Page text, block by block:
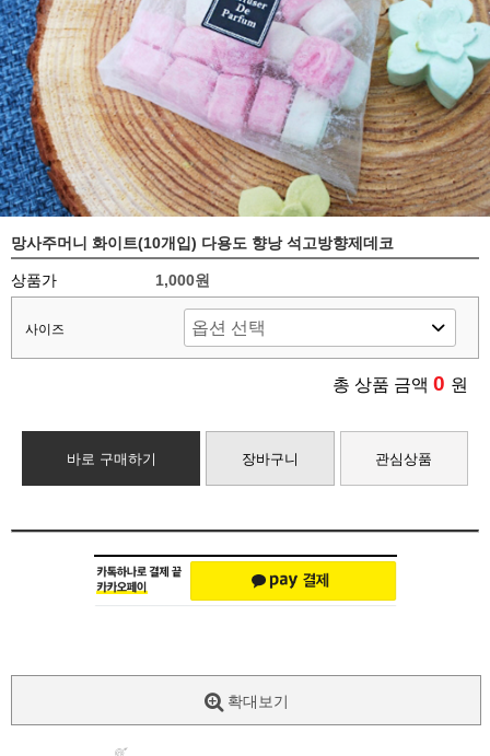
망사주머니 화이트(10개입) 다용도 향낭 석고방향제데코
상품가 1,000원
사이즈
총 상품 금액 0 원
바로 구매하기 장바구니 관심상품
확대보기